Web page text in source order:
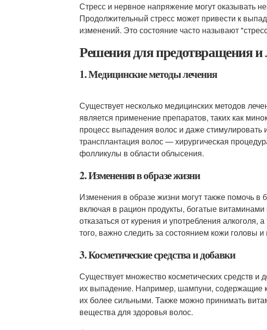
Стресс и нервное напряжение могут оказывать
Продолжительный стресс может привести к
изменений. Это состояние часто называют
Решения для предотвращения и
1. Медицинские методы лечения
Существует несколько медицинских методов
является применение препаратов, таких как
процесс выпадения волос и даже стимулировать
трансплантация волос — хирургическая
фолликулы в области облысения.
2. Изменения в образе жизни
Изменения в образе жизни могут также помочь
включая в рацион продукты, богатые
отказаться от курения и употребления
того, важно следить за состоянием кожи головы
3. Косметические средства и добавки
Существует множество косметических средств и
их выпадение. Например, шампуни, содержащие
их более сильными. Также можно принимать
вещества для здоровья волос.